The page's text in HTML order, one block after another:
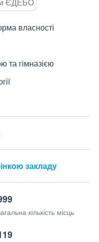
ЄДЕБО
власності
та гімназією
закладу
кількість місць